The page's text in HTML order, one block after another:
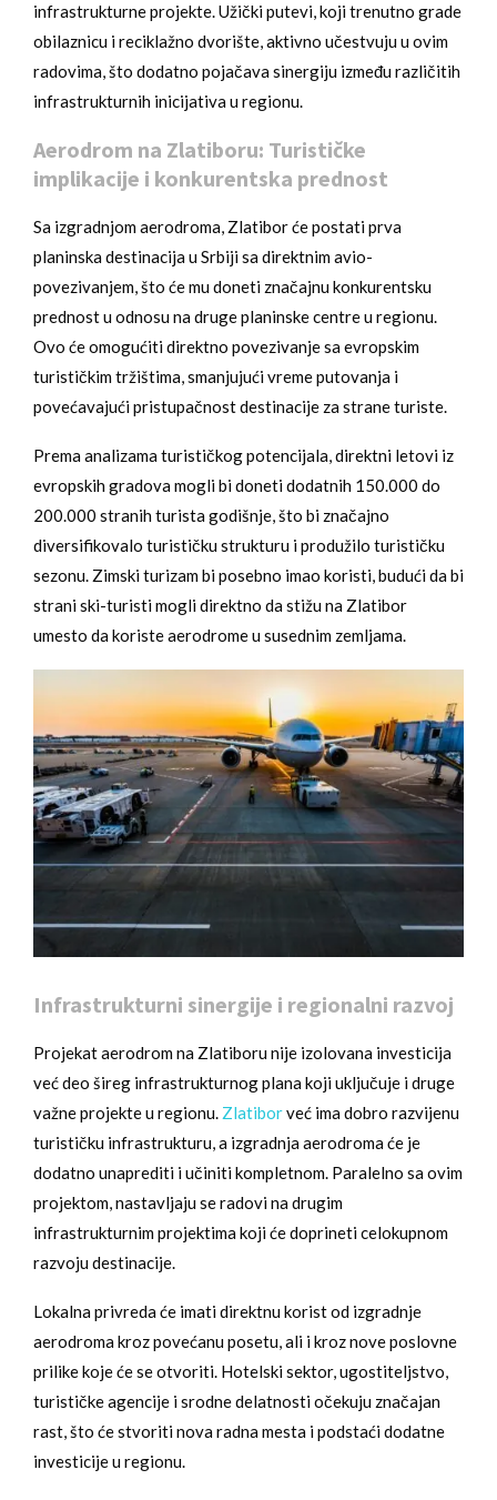
infrastrukturne projekte. Užički putevi, koji trenutno grade
obilaznicu i reciklažno dvorište, aktivno učestvuju u ovim
radovima, što dodatno pojačava sinergiju između različitih
infrastrukturnih inicijativa u regionu.
Aerodrom na Zlatiboru: Turističke
implikacije i konkurentska prednost
Sa izgradnjom aerodroma, Zlatibor će postati prva
planinska destinacija u Srbiji sa direktnim avio-
povezivanjem, što će mu doneti značajnu konkurentsku
prednost u odnosu na druge planinske centre u regionu.
Ovo će omogućiti direktno povezivanje sa evropskim
turističkim tržištima, smanjujući vreme putovanja i
povećavajući pristupačnost destinacije za strane turiste.
Prema analizama turističkog potencijala, direktni letovi iz
evropskih gradova mogli bi doneti dodatnih 150.000 do
200.000 stranih turista godišnje, što bi značajno
diversifikovalo turističku strukturu i produžilo turističku
sezonu. Zimski turizam bi posebno imao koristi, budući da bi
strani ski-turisti mogli direktno da stižu na Zlatibor
umesto da koriste aerodrome u susednim zemljama.
Infrastrukturni sinergije i regionalni razvoj
Projekat aerodrom na Zlatiboru nije izolovana investicija
već deo šireg infrastrukturnog plana koji uključuje i druge
važne projekte u regionu. Zlatiborveć ima dobro razvijenu
turističku infrastrukturu, a izgradnja aerodroma će je
dodatno unaprediti i učiniti kompletnom. Paralelno sa ovim
projektom, nastavljaju se radovi na drugim
infrastrukturnim projektima koji će doprineti celokupnom
razvoju destinacije.
Lokalna privreda će imati direktnu korist od izgradnje
aerodroma kroz povećanu posetu, ali i kroz nove poslovne
prilike koje će se otvoriti. Hotelski sektor, ugostiteljstvo,
turističke agencije i srodne delatnosti očekuju značajan
rast, što će stvoriti nova radna mesta i podstaći dodatne
investicije u regionu.